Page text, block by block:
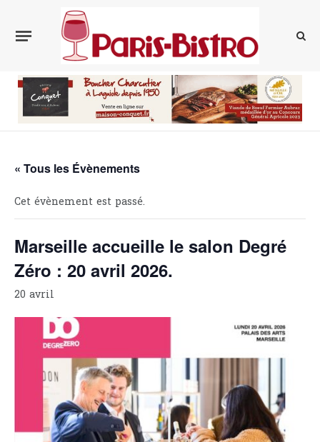
« Tous les Évènements
Cet évènement est passé.
Marseille accueille le salon Degré
Zéro : 20 avril 2026.
20 avril